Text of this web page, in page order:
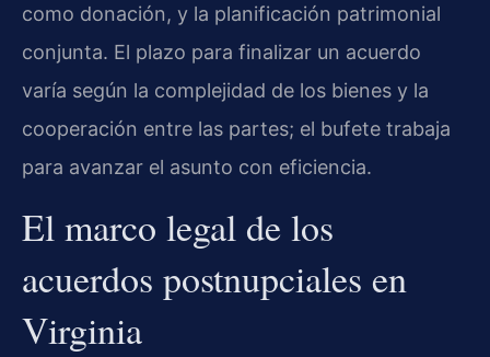
como donación, y la planificación patrimonial
conjunta. El plazo para finalizar un acuerdo
varía según la complejidad de los bienes y la
cooperación entre las partes; el bufete trabaja
para avanzar el asunto con eficiencia.
El marco legal de los
acuerdos postnupciales en
Virginia